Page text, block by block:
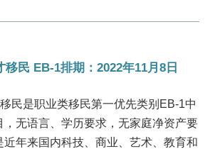
民 EB-1排期：2022年11月8日
民是职业类移民第一优先类别EB-1中
，无语言、学历要求，无家庭净资产要
年来国内科技、商业、艺术、教育和